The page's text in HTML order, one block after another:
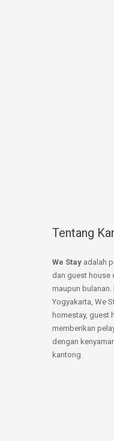
Tentang
We Stay adalah
dan guest house
maupun
Yogyakarta, We
homestay, guest
memberikan
dengan
kantong.